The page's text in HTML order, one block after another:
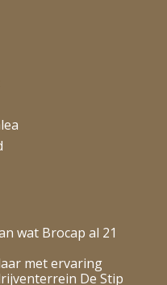
wat Brocap al 21
met ervaring
De Stip